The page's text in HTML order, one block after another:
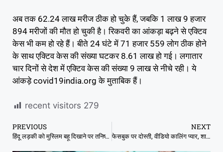
अब तक 62.24 लाख मरीज ठीक हो चुके हैं, जबकि 1 लाख 9 हजार
894 मरीजों की मौत हो चुकी है। रिकवरी का आंकड़ा बढ़ने से एक्टिव
केस भी कम हो रहे हैं। बीते 24 घंटे में 71 हजार 559 लोग ठीक होने
के साथ एक्टिव केस की संख्या घटकर 8.61 लाख हो गई। लगातार
चार दिनों से देश में एक्टिव केस की संख्या 9 लाख से नीचे रही। ये
आंकड़े covid19india.org के मुताबिक हैं।
recent visitors 279
PREVIOUS
हिंदू लड़की को मुस्लिम बहू दिखाने पर तनिष्क का ऐड विवादों में, लव जिहाद के समर्थन का आरोप
NEXT
फेसबुक पर दोस्ती, वीडियो कालिंग प्यार, शादी करने 750 किमी दूर से भोपाल आ गई महिला, आगे क्या हुआ ?